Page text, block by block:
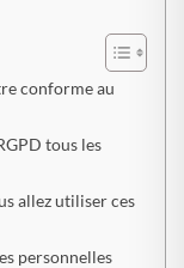
conforme au
tous les
allez utiliser ces
personnelles